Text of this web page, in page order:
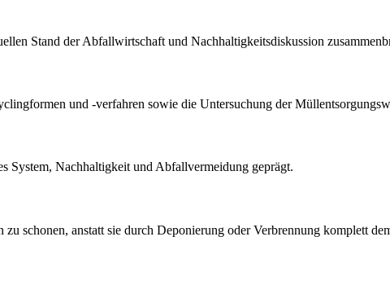
Stand der Abfallwirtschaft und Nachhaltigkeitsdiskussion
und -verfahren sowie die Untersuchung der
System, Nachhaltigkeit und Abfallvermeidung geprägt.
schonen, anstatt sie durch Deponierung oder Verbrennung komplett